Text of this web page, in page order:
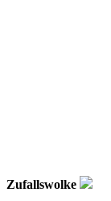
Zufallswolke